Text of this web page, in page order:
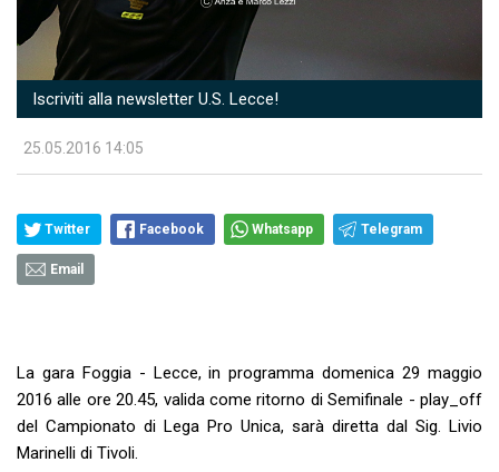
Iscriviti alla newsletter U.S. Lecce!
25.05.2016 14:05
Twitter Facebook Whatsapp Telegram
Email
La gara Foggia - Lecce, in programma domenica 29 maggio
2016 alle ore 20.45, valida come ritorno di Semifinale - play_off
del Campionato di Lega Pro Unica, sarà diretta dal Sig. Livio
Marinelli di Tivoli.